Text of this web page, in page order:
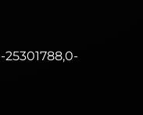
25301788,0-